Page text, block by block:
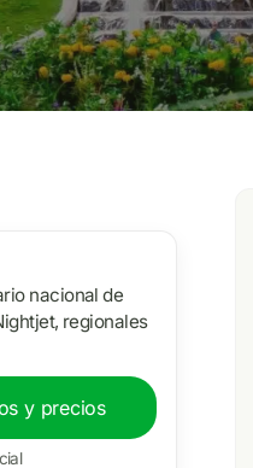
nacional de
regionales
y precios